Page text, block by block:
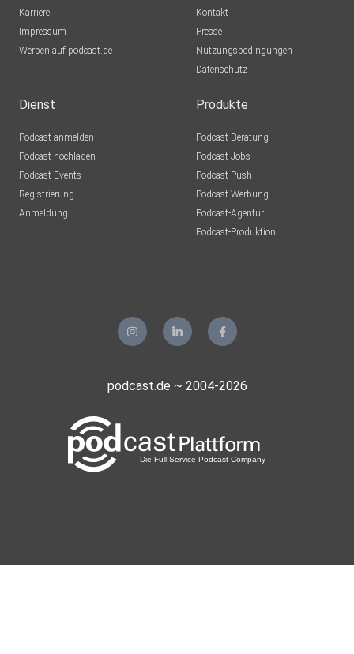
Karriere
Impressum
Werben auf podcast.de
Kontakt
Presse
Nutzungsbedingungen
Datenschutz
Dienst
Podcast anmelden
Podcast hochladen
Podcast-Events
Registrierung
Anmeldung
Produkte
Podcast-Beratung
Podcast-Jobs
Podcast-Push
Podcast-Werbung
Podcast-Agentur
Podcast-Produktion
podcast.de ~ 2004-2026